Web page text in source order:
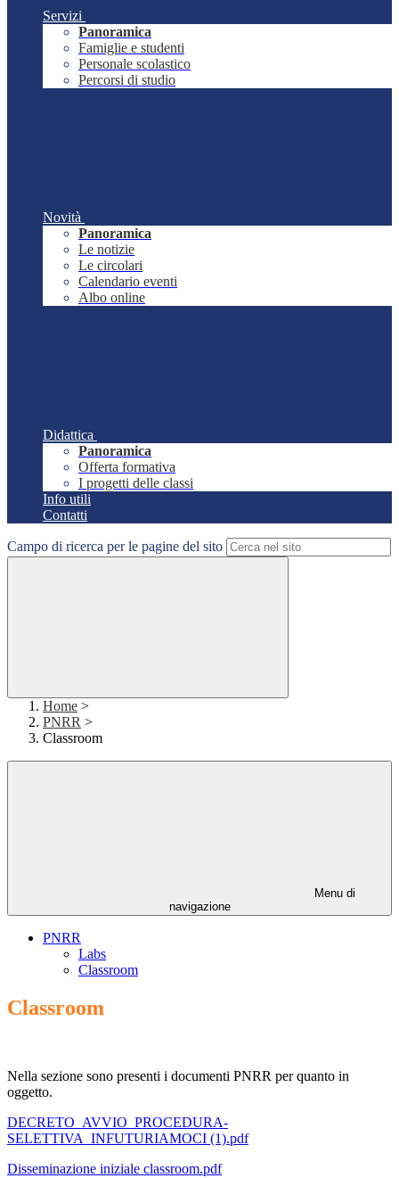
Servizi
Panoramica
Famiglie e studenti
Personale scolastico
Percorsi di studio
Novità
Panoramica
Le notizie
Le circolari
Calendario eventi
Albo online
Didattica
Panoramica
Offerta formativa
I progetti delle classi
Info utili
Contatti
Campo di ricerca per le pagine del sito
Home >
PNRR >
Classroom
Menu di
navigazione
PNRR
Labs
Classroom
Classroom
Nella sezione sono presenti i documenti PNRR per quanto in
oggetto.
DECRETO_AVVIO_PROCEDURA-
SELETTIVA_INFUTURIAMOCI (1).pdf
Disseminazione iniziale classroom.pdf